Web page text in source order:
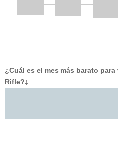
¿Cuál es el mes más barato
Rifle?‡